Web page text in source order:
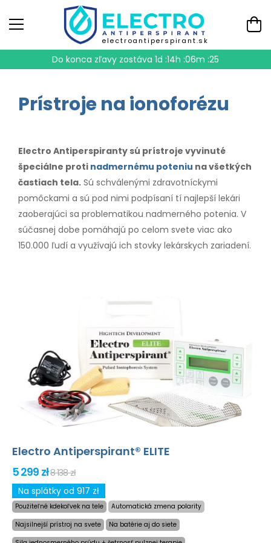
electroantiperspirant.sk
Do konca zľavy zostáva 1d :14h :06m :25
Prístroje na ionoforézu
Electro Antiperspiranty sú prístroje vyvinuté
špeciálne proti nadmernému poteniu na všetkých
častiach tela. Sú schválenými zdravotníckymi
pomôckami a sú pod nimi podpísaní tí najlepší lekári
zaoberajúci sa problematikou nadmerného potenia. V
súčasnej dobe pomáhajú po celom svete viac ako
150.000 ľudí a využívajú ich stovky lekárskych zariadení.
Electro Antiperspirant® ELITE
5 299 zł8 138 zł
Na splátky od 917 zł
Použiteľné kdekoľvek na tele
Automatická zmena polarity
Najsilnejší prístroj na svete
Na batérie aj do siete